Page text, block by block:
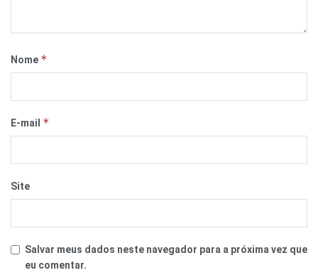
Nome *
E-mail *
Site
Salvar meus dados neste navegador para a próxima vez que
eu comentar.